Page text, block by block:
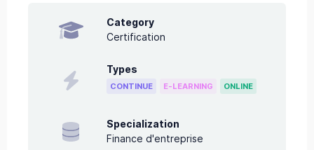
Category
Certification
Types
CONTINUE E-LEARNING ONLINE
Specialization
Finance d'entreprise